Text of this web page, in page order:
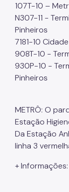
107T-10 –
N307-11 -
Pinheiros
7181-10
908T-10 -
930P-10 -
Pinheiros
METRÔ: O
Estação
Da Estação
linha 3
+ Informações: